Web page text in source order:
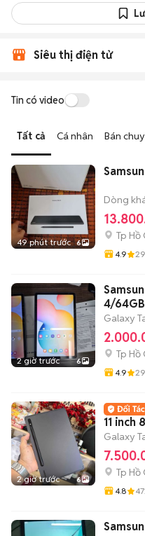
Siêu thị điện tử
Tin có video
Tất cả Cá nhân Bán
49 phút trước 6
Dòng
Tp Hồ
4.9 29
2 giờ trước 6
4/
Galaxy
Tp Hồ
4.9 29
2 giờ trước 6
11 inch
Galaxy
Tp Hồ
4.8